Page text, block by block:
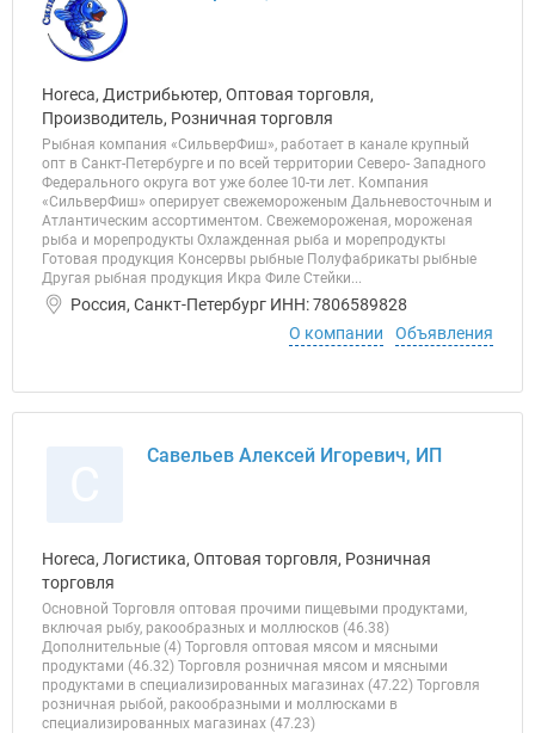
Horeca, Дистрибьютер, Оптовая торговля,
Производитель, Розничная торговля
Рыбная компания «СильверФиш», работает в канале крупный
опт в Санкт-Петербурге и по всей территории Северо- Западного
Федерального округа вот уже более 10-ти лет. Компания
«СильверФиш» оперирует свежемороженым Дальневосточным и
Атлантическим ассортиментом. Свежемороженая, мороженая
рыба и морепродукты Охлажденная рыба и морепродукты
Готовая продукция Консервы рыбные Полуфабрикаты рыбные
Другая рыбная продукция Икра Филе Стейки...
Россия, Санкт-Петербург ИНН: 7806589828
О компании
Объявления
Савельев Алексей Игоревич, ИП
Horeca, Логистика, Оптовая торговля, Розничная
торговля
Основной Торговля оптовая прочими пищевыми продуктами,
включая рыбу, ракообразных и моллюсков (46.38)
Дополнительные (4) Торговля оптовая мясом и мясными
продуктами (46.32) Торговля розничная мясом и мясными
продуктами в специализированных магазинах (47.22) Торговля
розничная рыбой, ракообразными и моллюсками в
специализированных магазинах (47.23)